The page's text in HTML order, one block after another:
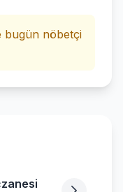
bugün nöbetçi